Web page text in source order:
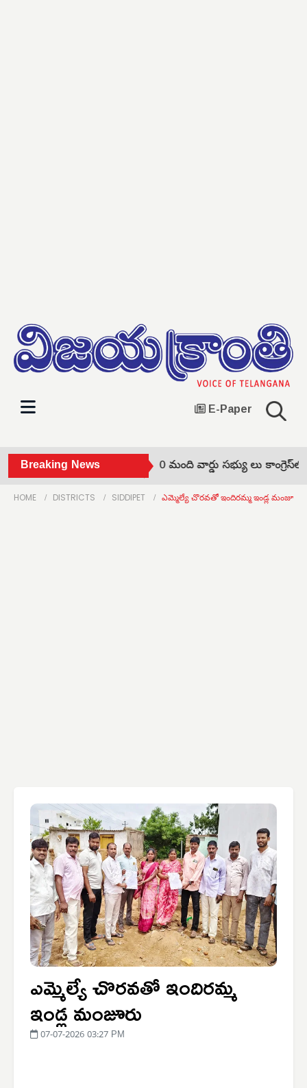
E-Paper
Breaking News
చుక్కాపూర్‌ సర్పంచ్‌తో పాటు 10 మంది వార్డు సభ్యు లు కాంగ్రెస్‌లో
HOME DISTRICTS SIDDIPET ఎమ్మెల్యే చొరవతో ఇందిరమ్మ ఇండ్ల మంజూరు
ఎమ్మెల్యే చొరవతో ఇందిరమ్మ
ఇండ్ల మంజూరు
07-07-2026 03:27 PM